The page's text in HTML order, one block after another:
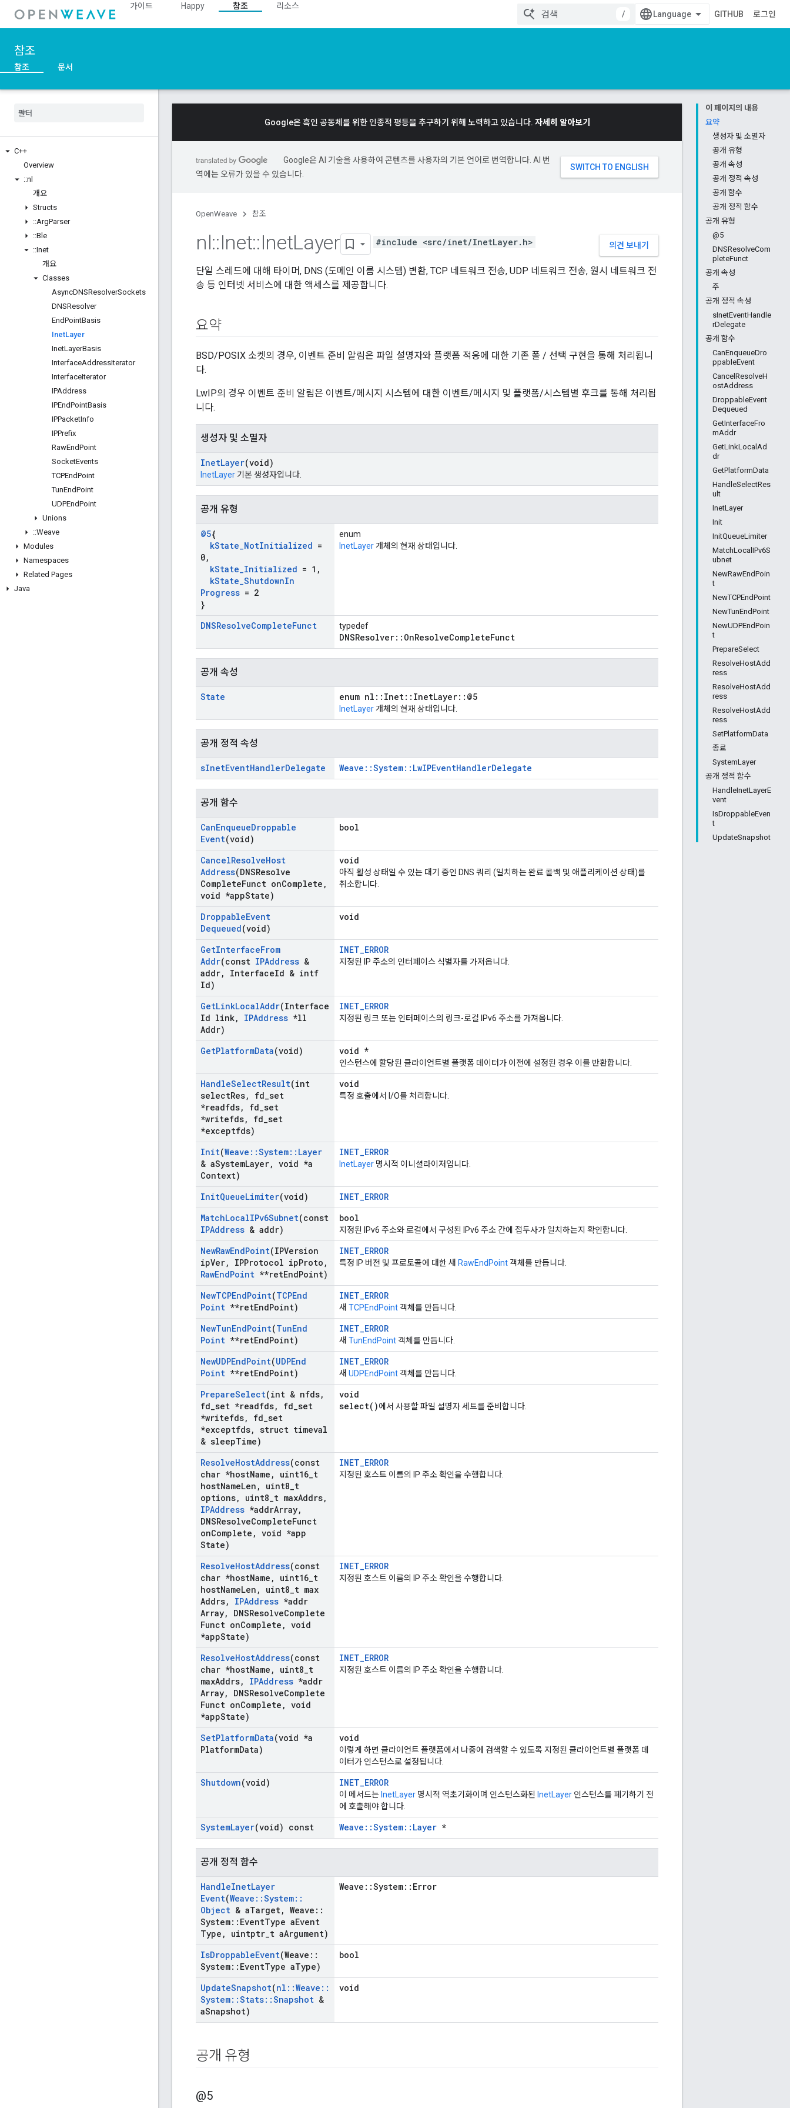
가이드 Happy 참조
리소스
/
GITHUB 로그인
참조
참조 문서
C++
Overview
::nl
개요
Structs
::ArgParser
::Ble
::Inet
개요
Classes
AsyncDNSResolverSockets
DNSResolver
EndPointBasis
InetLayer
InetLayerBasis
InterfaceAddressIterator
InterfaceIterator
IPAddress
IPEndPointBasis
IPPacketInfo
IPPrefix
RawEndPoint
SocketEvents
TCPEndPoint
TunEndPoint
UDPEndPoint
Unions
::Weave
Modules
Namespaces
Related Pages
Java
이 페이지의 내용
요약
생성자 및 소멸자
공개 유형
공개 속성
공개 정적 속성
공개 함수
공개 정적 함수
공개 유형
@5
DNSResolveCom
pleteFunct
공개 속성
주
공개 정적 속성
sInetEventHandle
rDelegate
공개 함수
CanEnqueueDro
ppableEvent
CancelResolveH
ostAddress
DroppableEvent
Dequeued
GetInterfaceFro
mAddr
GetLinkLocalAd
dr
GetPlatformData
HandleSelectRes
ult
InetLayer
Init
InitQueueLimiter
MatchLocalIPv6S
ubnet
NewRawEndPoin
t
NewTCPEndPoint
NewTunEndPoint
NewUDPEndPoin
t
PrepareSelect
ResolveHostAdd
ress
ResolveHostAdd
ress
ResolveHostAdd
ress
SetPlatformData
종료
SystemLayer
공개 정적 함수
HandleInetLayerE
vent
IsDroppableEven
t
UpdateSnapshot
Google은 흑인 공동체를 위한 인종적 평등을 추구하기 위해 노력하고 있습니다. 자세히 알아보기
Google은 AI 기술을 사용하여 콘텐츠를 사용자의 기본 언어로 번역합니다. AI 번
역에는 오류가 있을 수 있습니다.
OpenWeave 참조
의견 보내기
nl::Inet::InetLayer #include <src/inet/InetLayer.h>
단일 스레드에 대해 타이머, DNS (도메인 이름 시스템) 변환, TCP 네트워크 전송, UDP 네트워크 전송, 원시 네트워크 전
송 등 인터넷 서비스에 대한 액세스를 제공합니다.
요약
BSD/POSIX 소켓의 경우, 이벤트 준비 알림은 파일 설명자와 플랫폼 적응에 대한 기존 폴 / 선택 구현을 통해 처리됩니
다.
LwIP의 경우 이벤트 준비 알림은 이벤트/메시지 시스템에 대한 이벤트/메시지 및 플랫폼/시스템별 후크를 통해 처리됩
니다.
생성자 및 소멸자
InetLayer(void)
InetLayer 기본 생성자입니다.
공개 유형
@5{
kState_NotInitialized =
0,
kState_Initialized = 1 ,
kState_ShutdownIn
Progress = 2
}
enum
InetLayer 개체의 현재 상태입니다.
DNSResolveCompleteFunct typedef
DNSResolver::OnResolveCompleteFunct
공개 속성
State enum nl::Inet::InetLayer::@5
InetLayer 개체의 현재 상태입니다.
공개 정적 속성
sInetEventHandlerDelegate Weave::System::LwIPEventHandlerDelegate
공개 함수
CanEnqueueDroppable
Event(void)
bool
CancelResolveHost
Address(DNSResolve
CompleteFunct onComplete ,
void *appState)
void
아직 활성 상태일 수 있는 대기 중인 DNS 쿼리 (일치하는 완료 콜백 및 애플리케이션 상태)를
취소합니다.
DroppableEvent
Dequeued(void)
void
GetInterfaceFrom
Addr(const IPAddress &
addr, InterfaceId & intf
Id)
INET_ERROR
지정된 IP 주소의 인터페이스 식별자를 가져옵니다.
GetLinkLocalAddr(Interface
Id link, IPAddress *ll
Addr)
INET_ERROR
지정된 링크 또는 인터페이스의 링크-로컬 IPv6 주소를 가져옵니다.
GetPlatformData(void) void *
인스턴스에 할당된 클라이언트별 플랫폼 데이터가 이전에 설정된 경우 이를 반환합니다.
HandleSelectResult(int
selectRes, fd set
*readfds, fd set
*writefds, fd set
*exceptfds)
void
특정 호출에서 I/O를 처리합니다.
Init(Weave ::System:: Layer
& aSystemLayer, void *a
Context)
INET_ERROR
InetLayer 명시적 이니셜라이저입니다.
InitQueueLimiter(void)
INET_ERROR
MatchLocalIPv6Subnet(const
IPAddress & addr)
bool
지정된 IPv6 주소와 로컬에서 구성된 IPv6 주소 간에 접두사가 일치하는지 확인합니다.
NewRawEndPoint(IPVersion
ipVer, IPProtocol ipProto ,
RawEndPoint **retEndPoint)
INET_ERROR
특정 IP 버전 및 프로토콜에 대한 새 RawEndPoint 객체를 만듭니다.
NewTCPEndPoint(TCPEnd
Point **retEndPoint)
INET_ERROR
새 TCPEndPoint 객체를 만듭니다.
NewTunEndPoint(TunEnd
Point **retEndPoint)
INET_ERROR
새 TunEndPoint 객체를 만듭니다.
NewUDPEndPoint(UDPEnd
Point **retEndPoint)
INET_ERROR
새 UDPEndPoint 객체를 만듭니다.
PrepareSelect(int & nfds,
fd set *readfds, fd set
*writefds, fd set
*exceptfds, struct timeval
& sleepTime)
void
select()에서 사용할 파일 설명자 세트를 준비합니다.
ResolveHostAddress(const
char *hostName , uint16 t
hostNameLen , uint8 t
options, uint8 t maxAddrs,
IPAddress *addrArray,
DNSResolveCompleteFunct
onComplete , void *app
State)
INET_ERROR
지정된 호스트 이름의 IP 주소 확인을 수행합니다.
ResolveHostAddress(const
char *hostName , uint16 t
hostNameLen , uint8 t max
Addrs, IPAddress *addr
Array, DNSResolveComplete
Funct onComplete , void
*appState)
INET_ERROR
지정된 호스트 이름의 IP 주소 확인을 수행합니다.
ResolveHostAddress(const
char *hostName , uint8 t
maxAddrs, IPAddress *addr
Array, DNSResolveComplete
Funct onComplete , void
*appState)
INET_ERROR
지정된 호스트 이름의 IP 주소 확인을 수행합니다.
SetPlatformData(void *a
PlatformData)
void
이렇게 하면 클라이언트 플랫폼에서 나중에 검색할 수 있도록 지정된 클라이언트별 플랫폼 데
이터가 인스턴스로 설정됩니다.
Shutdown(void) INET_ERROR
이 메서드는 InetLayer 명시적 역초기화이며 인스턴스화된 InetLayer 인스턴스를 폐기하기 전
에 호출해야 합니다.
SystemLayer(void) const Weave::System::Layer *
공개 정적 함수
HandleInetLayer
Event(Weave ::System::
Object & aTarget, Weave ::
System:: EventType aEvent
Type , uintptr t aArgument)
Weave::System::Error
IsDroppableEvent(Weave ::
System:: EventType aType)
bool
UpdateSnapshot(nl ::Weave ::
System::Stats::Snapshot &
aSnapshot)
void
공개 유형
@5